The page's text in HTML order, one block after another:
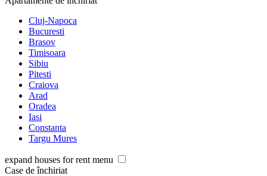
Cluj-Napoca
Bucuresti
Brasov
Timisoara
Sibiu
Pitesti
Craiova
Arad
Oradea
Iasi
Constanta
Targu Mures
expand houses for rent menu
Case de închiriat